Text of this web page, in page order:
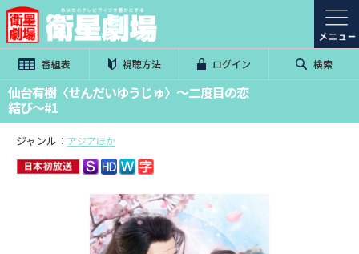
番組表 視聴方法 ログイン 検索
仙台有樹〈せんだいゆうじゅ〉～二度目の恋
結び～#1
ジャンル： アジアほか